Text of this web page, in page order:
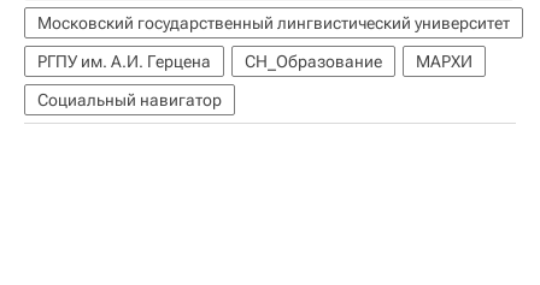
Московский государственный лингвистический университет
РГПУ им. А.И. Герцена
СН_Образование
МАРХИ
Социальный навигатор